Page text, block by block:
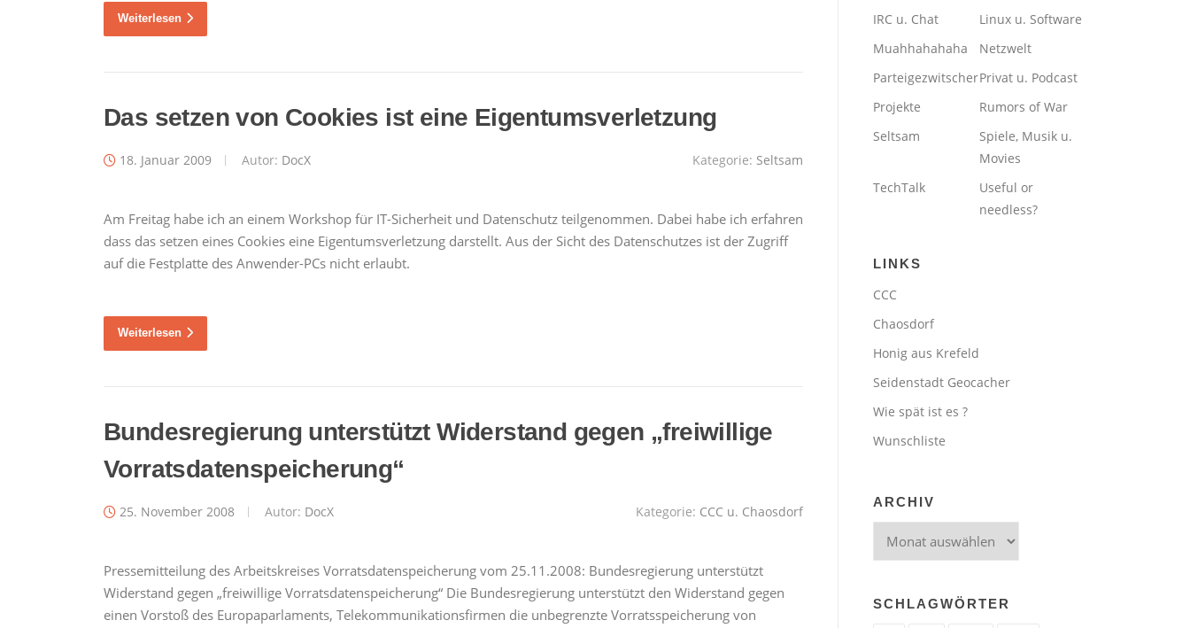
Weiterlesen
Das setzen von Cookies ist eine Eigentumsverletzung
18. Januar 2009 Autor: DocX Kategorie: Seltsam
Am Freitag habe ich an einem Workshop für IT-Sicherheit und Datenschutz teilgenommen. Dabei habe ich erfahren
dass das setzen eines Cookies eine Eigentumsverletzung darstellt. Aus der Sicht des Datenschutzes ist der Zugriff
auf die Festplatte des Anwender-PCs nicht erlaubt.
Weiterlesen
Bundesregierung unterstützt Widerstand gegen „freiwillige
Vorratsdatenspeicherung“
25. November 2008 Autor: DocX Kategorie: CCC u. Chaosdorf
Pressemitteilung des Arbeitskreises Vorratsdatenspeicherung vom 25.11.2008: Bundesregierung unterstützt
Widerstand gegen „freiwillige Vorratsdatenspeicherung“ Die Bundesregierung unterstützt den Widerstand gegen
einen Vorstoß des Europaparlaments, Telekommunikationsfirmen die unbegrenzte Vorratsspeicherung von
IRC u. Chat
Linux u. Software
Muahhahahaha
Netzwelt
ParteigezwitscherPrivat u. Podcast
Projekte
Rumors of War
Seltsam
Spiele, Musik u.
Movies
TechTalk
Useful or
needless?
LINKS
CCC
Chaosdorf
Honig aus Krefeld
Seidenstadt Geocacher
Wie spät ist es ?
Wunschliste
ARCHIV
Archiv
SCHLAGWÖRTER